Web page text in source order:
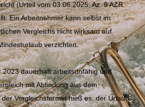
(Urteil vom 03.06.2025, Az. 9 AZR
Ein Arbeitnehmer kann selbst im
Vergleichs nicht wirksam auf
verzichten.
2023 dauerhaft arbeitsunfähig und
mit Abfindung aus dem
Vergleichsformel hieß es, der Urlaub